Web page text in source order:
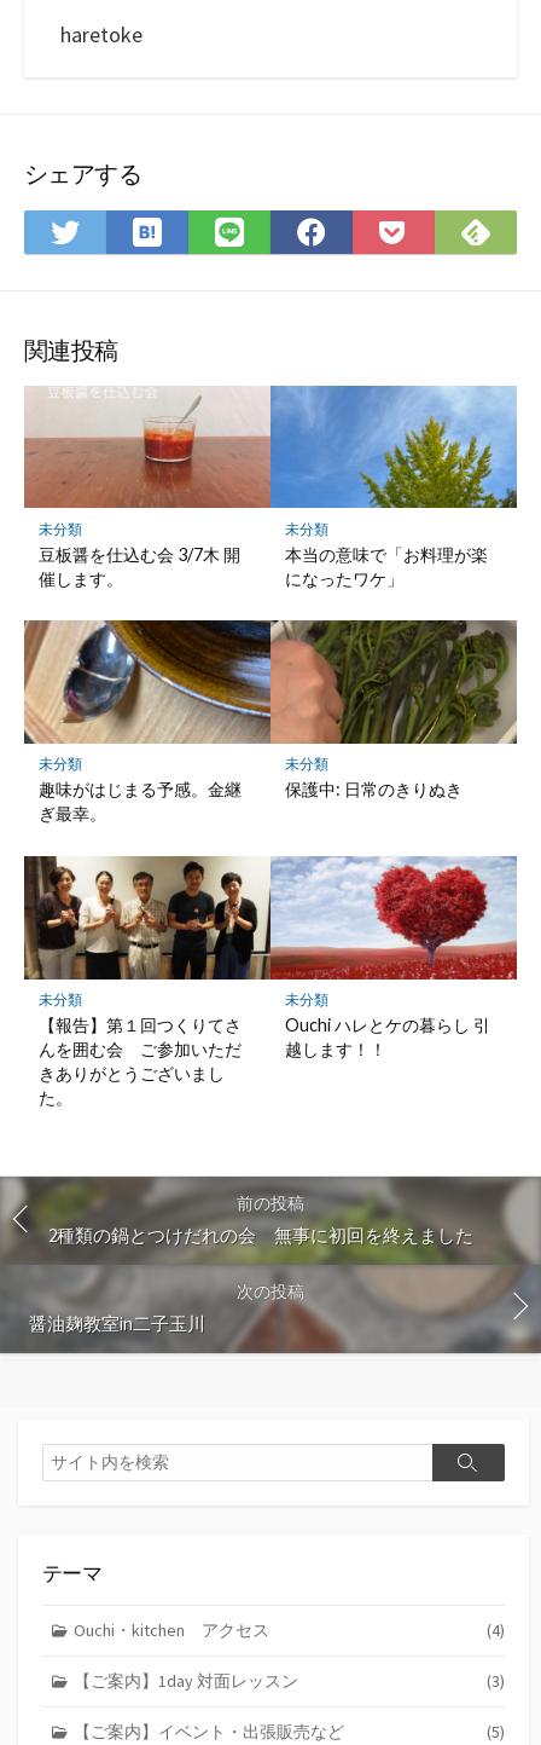
haretoke
シェアする
Twitter
で
ア
は
て
マ
ー
ク
に
保
存
LINE
で
Facebook
で
Pocket
に
で
関連投稿
未分類
豆板醤を仕込む会 3/7木 開
催します。
未分類
本当の意味で「お料理が楽
になったワケ」
未分類
趣味がはじまる予感。金継
ぎ最幸。
未分類
保護中: 日常のきりぬき
未分類
【報告】第１回つくりてさ
んを囲む会 ご参加いただ
きありがとうございまし
た。
未分類
Ouchi ハレとケの暮らし 引
越します！！
前の投稿
2種類の鍋とつけだれの会 無事に初回を終えました
次の投稿
醤油麹教室in二子玉川
検
索
検
テーマ
Ouchi・kitchen アクセス (4)
【ご案内】1day 対面レッスン (3)
【ご案内】イベント・出張販売など (5)